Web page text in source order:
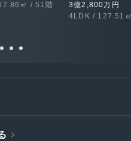
㎡ / 51階
3億2,800万円
4LDK / 127.51